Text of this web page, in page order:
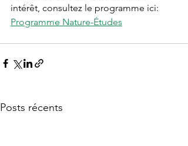
intérêt, consultez le programme ici:
Programme Nature-Études
Posts récents